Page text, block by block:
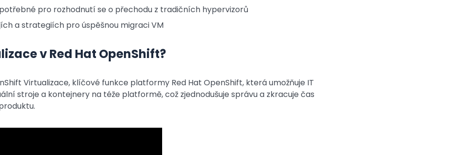
pro rozhodnutí se o přechodu z tradičních hypervizorů
a strategiích pro úspěšnou migraci VM
v Red Hat OpenShift?
Virtualizace, klíčové funkce platformy Red Hat OpenShift, která umožňuje IT
stroje a kontejnery na téže platformě, což zjednodušuje správu a zkracuje čas